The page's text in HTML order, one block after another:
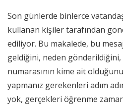
Son günlerde binlerce
kullanan kişiler tarafından
ediliyor. Bu makalede, bu
geldiğini, neden gönderildiğini,
numarasının kime ait
yapmanız gerekenleri adım
yok, gerçekleri öğrenme